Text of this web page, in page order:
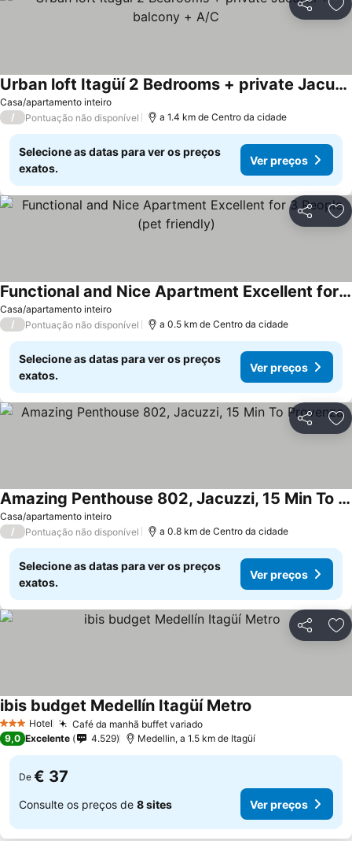
Partilhar
Casa/apartamento inteiro
Urban loft Itagüí 2 Bedrooms + private Jacuzzi + balcony + A/C
/ Pontuação não disponível a 1.4 km de Centro da cidade
Selecione as datas para ver os preços
exatos.
Ver preços
Partilhar
Casa/apartamento inteiro
Functional and Nice Apartment Excellent for 3 People (pet friendly)
/ Pontuação não disponível a 0.5 km de Centro da cidade
Selecione as datas para ver os preços
exatos.
Ver preços
Partilhar
Casa/apartamento inteiro
Amazing Penthouse 802, Jacuzzi, 15 Min To Provenza
/ Pontuação não disponível a 0.8 km de Centro da cidade
Selecione as datas para ver os preços
exatos.
Ver preços
Partilhar
3 EstrelasHotel Café da manhã buffet variado
ibis budget Medellín Itagüí Metro
9,0 Excelente 4.529 Medellin, a 1.5 km de Itagüí
De € 37
Consulte os preços de 8 sites Ver preços